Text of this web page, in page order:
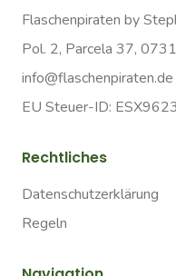
Flaschenpiraten by
Pol. 2, Parcela 37,
info@flaschenpiraten.de
EU Steuer-ID:
Rechtliches
Datenschutzerklärung
Regeln